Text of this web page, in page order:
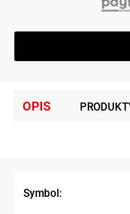
OPIS
Symbol: